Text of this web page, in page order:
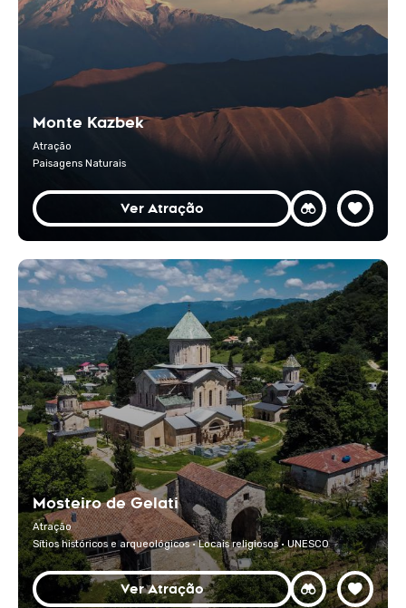
Monte Kazbek
Atração
Paisagens Naturais
Ver Atração
Mosteiro de Gelati
Atração
Sítios históricos e arqueológicos · Locais religiosos · UNESCO
Ver Atração